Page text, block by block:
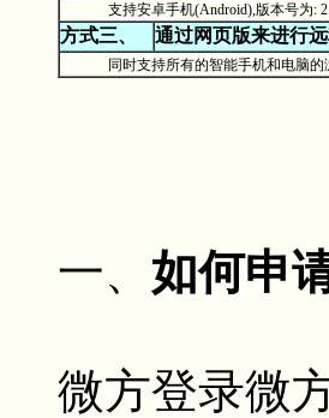
支持安卓手机(Android),版本号为:
方式三、 通过网页版来进行
同时支持所有的智能手机和电脑
一、 如何申
微方登录微